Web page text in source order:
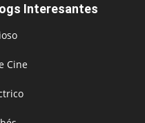
Interesantes
Cine